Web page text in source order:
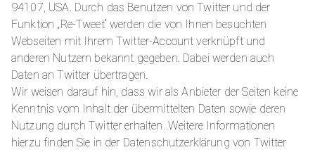
94107, USA. Durch das Benutzen von Twitter und der
Funktion „Re-Tweet“ werden die von Ihnen besuchten
Webseiten mit Ihrem Twitter-Account verknüpft und
anderen Nutzern bekannt gegeben. Dabei werden auch
Daten an Twitter übertragen.
Wir weisen darauf hin, dass wir als Anbieter der Seiten keine
Kenntnis vom Inhalt der übermittelten Daten sowie deren
Nutzung durch Twitter erhalten. Weitere Informationen
hierzu finden Sie in der Datenschutzerklärung von Twitter